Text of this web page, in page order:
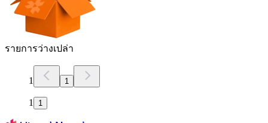
รายการว่างเปล่า
1 1
1 1